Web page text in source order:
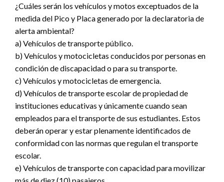
¿Cuáles serán los vehículos y motos exceptuados de la
medida del Pico y Placa generado por la declaratoria de
alerta ambiental?
a) Vehículos de transporte público.
b) Vehículos y motocicletas conducidos por personas en
condición de discapacidad o para su transporte.
c) Vehículos y motocicletas de emergencia.
d) Vehículos de transporte escolar de propiedad de
instituciones educativas y únicamente cuando sean
empleados para el transporte de sus estudiantes. Estos
deberán operar y estar plenamente identificados de
conformidad con las normas que regulan el transporte
escolar.
e) Vehículos de transporte con capacidad para movilizar